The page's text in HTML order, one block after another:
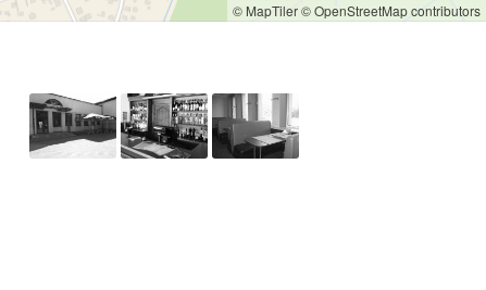
© MapTiler© OpenStreetMap contributors